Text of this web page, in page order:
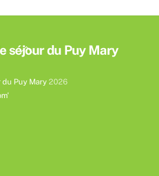
Back
Top
séjour du Puy Mary
du Puy Mary 2026